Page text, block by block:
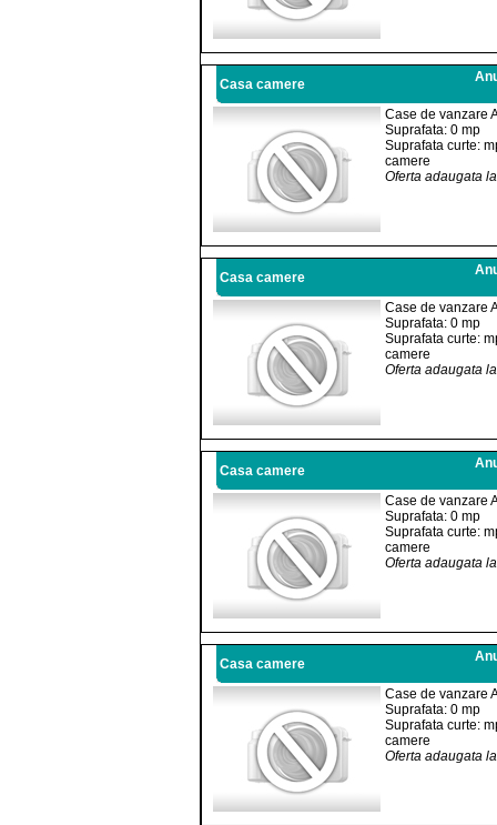
Casa camere
Case de vanzare
Suprafata: 0 mp
Suprafata curte:
camere
Oferta adaugata
Casa camere
Case de vanzare
Suprafata: 0 mp
Suprafata curte:
camere
Oferta adaugata
Casa camere
Case de vanzare
Suprafata: 0 mp
Suprafata curte:
camere
Oferta adaugata
Casa camere
Case de vanzare
Suprafata: 0 mp
Suprafata curte:
camere
Oferta adaugata